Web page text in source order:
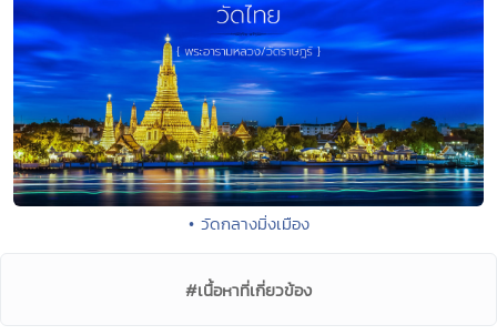
• วัดกลางมิ่งเมือง
#เนื้อหาที่เกี่ยวข้อง